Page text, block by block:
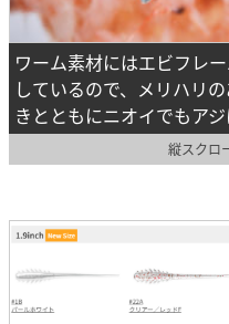
ワーム素材にはエビフレ
しているので、メリハリ
きとともにニオイでもアジ
縦スクロ